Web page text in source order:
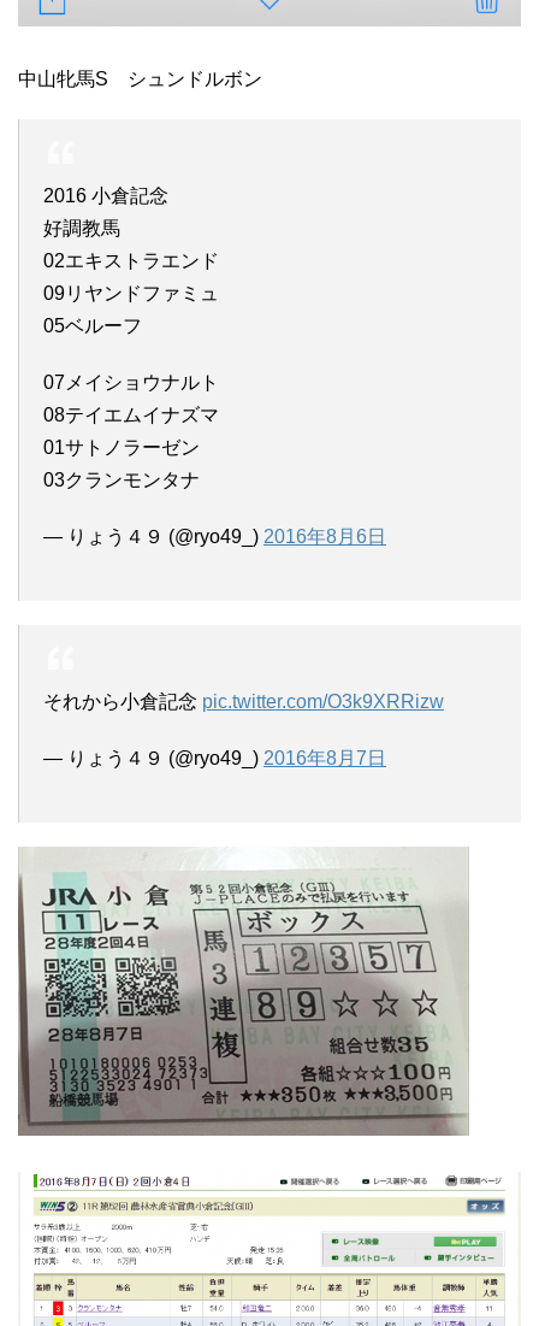
中山牝馬S シュンドルボン
2016 小倉記念
好調教馬
02エキストラエンド
09リヤンドファミュ
05ベルーフ
07メイショウナルト
08テイエムイナズマ
01サトノラーゼン
03クランモンタナ
— りょう４９ (@ryo49_) 2016年8月6日
それから小倉記念 pic.twitter.com/O3k9XRRizw
— りょう４９ (@ryo49_) 2016年8月7日